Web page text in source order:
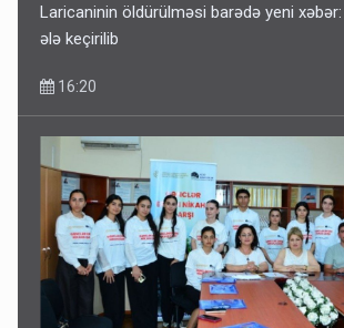
Laricaninin öldürülməsi barədə yeni
ələ keçirilib
16:20